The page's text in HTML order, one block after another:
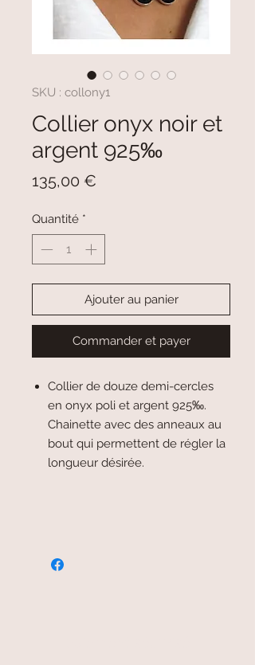
SKU : collony1
Collier onyx noir et
argent 925‰
135,00 €
Quantité *
Ajouter au panier
Commander et payer
Collier de douze demi-cercles
en onyx poli et argent 925‰.
Chainette avec des anneaux au
bout qui permettent de régler la
longueur désirée.